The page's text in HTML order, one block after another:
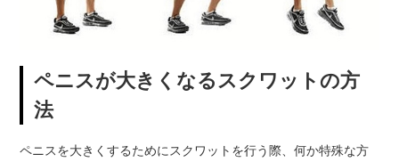
ペニスが大きくなるスクワットの方
法
ペニスを大きくするためにスクワットを行う際、何か特殊な方